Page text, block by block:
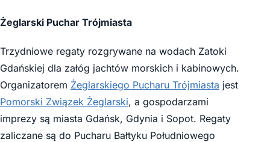
Żeglarski Puchar Trójmiasta
Trzydniowe regaty rozgrywane na wodach Zatoki
Gdańskiej dla załóg jachtów morskich i kabinowych.
Organizatorem Żeglarskiego Pucharu Trójmiasta jest
Pomorski Związek Żeglarski, a gospodarzami
imprezy są miasta Gdańsk, Gdynia i Sopot. Regaty
zaliczane są do Pucharu Bałtyku Południowego